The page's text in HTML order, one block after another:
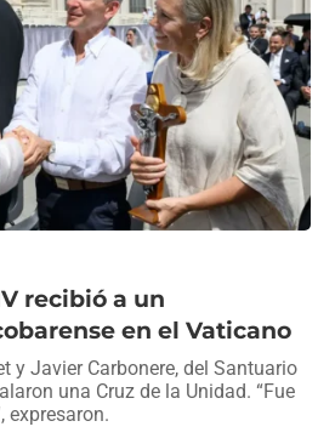
recibió a un
en el Vaticano
y Javier Carbonere, del Santuario
una Cruz de la Unidad. “Fue
expresaron.